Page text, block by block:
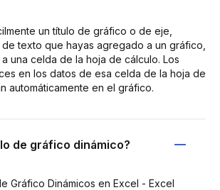
un título de gráfico o de eje,
texto que hayas agregado a un gráfico,
una celda de la hoja de cálculo. Los
en los datos de esa celda de la hoja de
automáticamente en el gráfico.
de gráfico dinámico?
Gráfico Dinámicos en Excel - Excel